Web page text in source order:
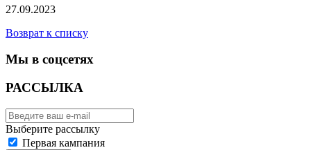
27.09.2023
Возврат к списку
Мы в соцсетях
РАССЫЛКА
Выберите рассылку
Первая кампания